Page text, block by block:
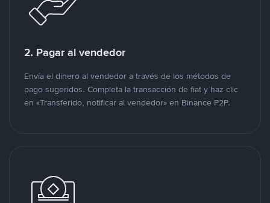
2. Pagar al vendedor
Envía el dinero al vendedor a través de los métodos de
pago sugeridos. Completa la transacción de fiat y haz clic
en «Transferido, notificar al vendedor» en Binance P2P.